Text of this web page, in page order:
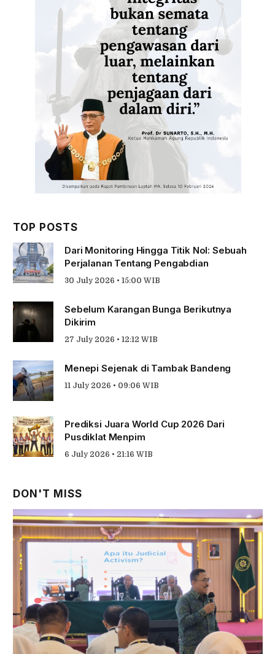
TOP POSTS
Dari Monitoring Hingga Titik Nol: Sebuah
Perjalanan Tentang Pengabdian
30 July 2026 • 15:00 WIB
Sebelum Karangan Bunga Berikutnya
Dikirim
27 July 2026 • 12:12 WIB
Menepi Sejenak di Tambak Bandeng
11 July 2026 • 09:06 WIB
Prediksi Juara World Cup 2026 Dari
Pusdiklat Menpim
6 July 2026 • 21:16 WIB
DON'T MISS